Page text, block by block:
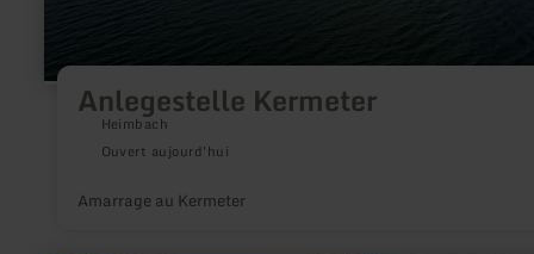
Anlegestelle Kermeter
Heimbach
Ouvert aujourd'hui
Amarrage au Kermeter